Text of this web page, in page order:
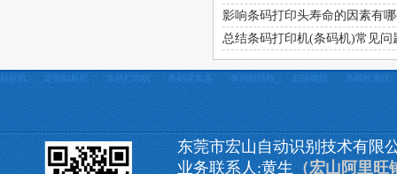
影响条码打印头寿命的因素有
总结条码打印机(条码机)常见问
贴标机 定制贴标机 条码打印机 条码采集器 条码扫描枪 扫描模组 条码检测仪
东莞市宏山自动识别技术有限
业务联系人:黄生 （宏山阿里旺